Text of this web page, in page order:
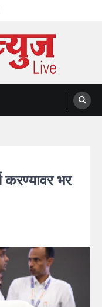
करण्यावर भर